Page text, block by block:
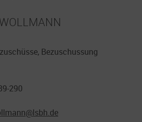
Bezuschussung
290
lsbh.de